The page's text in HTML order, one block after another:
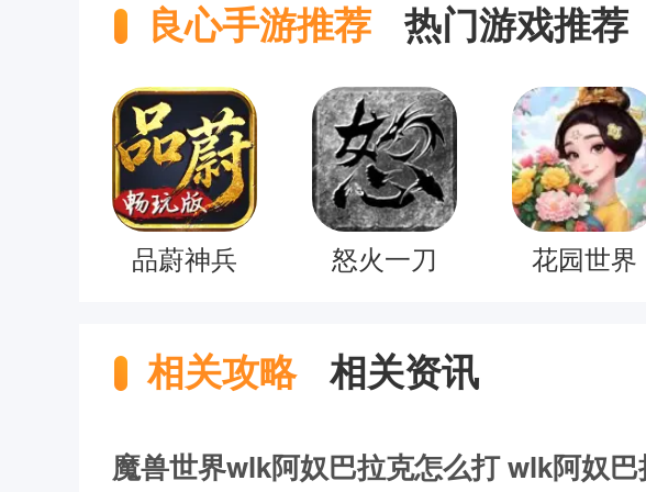
良心手游推荐 热门游戏推荐
品蔚神兵 怒火一刀 花园世界
相关攻略 相关资讯
魔兽世界wlk阿奴巴拉克怎么打 wlk阿奴